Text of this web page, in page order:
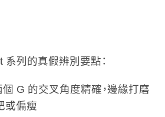
列的真假辨別要點：
G 的交叉角度精確，邊緣打磨
或偏瘦